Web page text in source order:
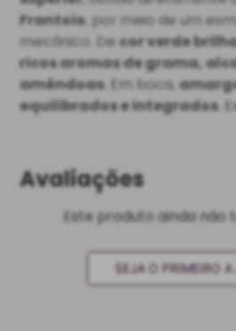
Frantoio, por meio de um
mecânico. Decor verde
ricos aromas de grama,
amêndoas. Em boca,
equilibrados e integrados.
Avaliações
Este produto ainda não
SEJA O PRIMEIRO A